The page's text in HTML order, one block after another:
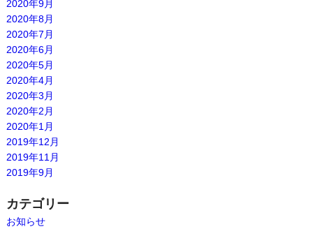
2020年9月
2020年8月
2020年7月
2020年6月
2020年5月
2020年4月
2020年3月
2020年2月
2020年1月
2019年12月
2019年11月
2019年9月
カテゴリー
お知らせ